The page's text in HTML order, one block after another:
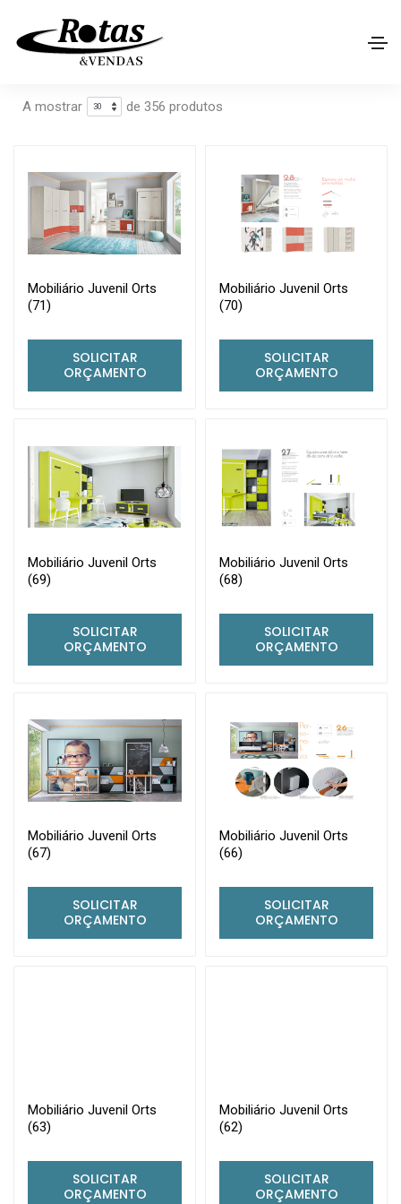
Loja Procurar
A mostrar de 356 produtos
Mobiliário Juvenil Orts
(71)
SOLICITAR
ORÇAMENTO
Mobiliário Juvenil Orts
(70)
SOLICITAR
ORÇAMENTO
Mobiliário Juvenil Orts
(69)
SOLICITAR
ORÇAMENTO
Mobiliário Juvenil Orts
(68)
SOLICITAR
ORÇAMENTO
Mobiliário Juvenil Orts
(67)
SOLICITAR
ORÇAMENTO
Mobiliário Juvenil Orts
(66)
SOLICITAR
ORÇAMENTO
Mobiliário Juvenil Orts
(63)
SOLICITAR
ORÇAMENTO
Mobiliário Juvenil Orts
(62)
SOLICITAR
ORÇAMENTO